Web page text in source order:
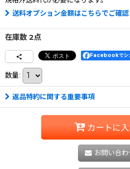
送料オプション金額はこちらでご確認
在庫数 2点
Facebookでシ
数量:
返品特約に関する重要事項
カートに
お問い合わ